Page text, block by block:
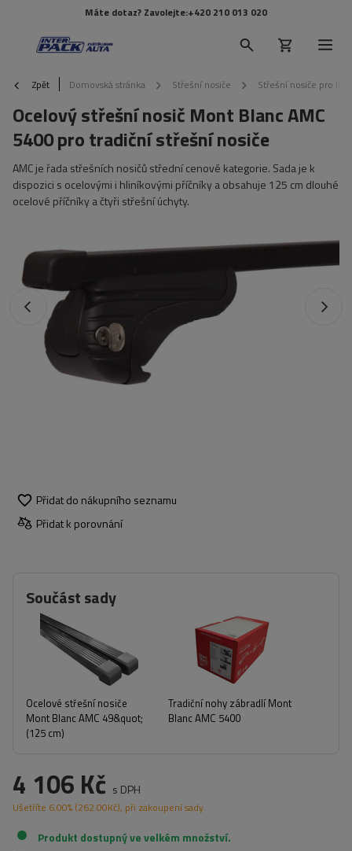
Máte dotaz? Zavolejte:+420 210 013 020
Zpět Domovská stránka Střešní nosiče Střešní nosiče pro lišty
Ocelový střešní nosič Mont Blanc AMC
5400 pro tradiční střešní nosiče
AMC je řada střešních nosičů střední cenové kategorie. Sada je k
dispozici s ocelovými i hliníkovými příčníky a obsahuje 125 cm dlouhé
ocelové příčníky a čtyři střešní úchyty.
Přidat do nákupního seznamu
Přidat k porovnání
Součást sady
Ocelové střešní nosiče
Mont Blanc AMC 49&quot;
(125 cm)
Tradiční nohy zábradlí Mont
Blanc AMC 5400
4 106 Kč s DPH
Ušetříte 6.00% (262.00Kč), při zakoupení sady.
Produkt dostupný ve velkém množství